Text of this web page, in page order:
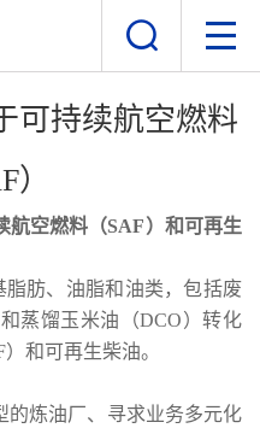
可持续航空燃料
）
航空燃料（SAF）和可再生
肪、油脂和油类，包括废
蒸馏玉米油（DCO）转化
和可再生柴油。
的炼油厂、寻求业务多元化